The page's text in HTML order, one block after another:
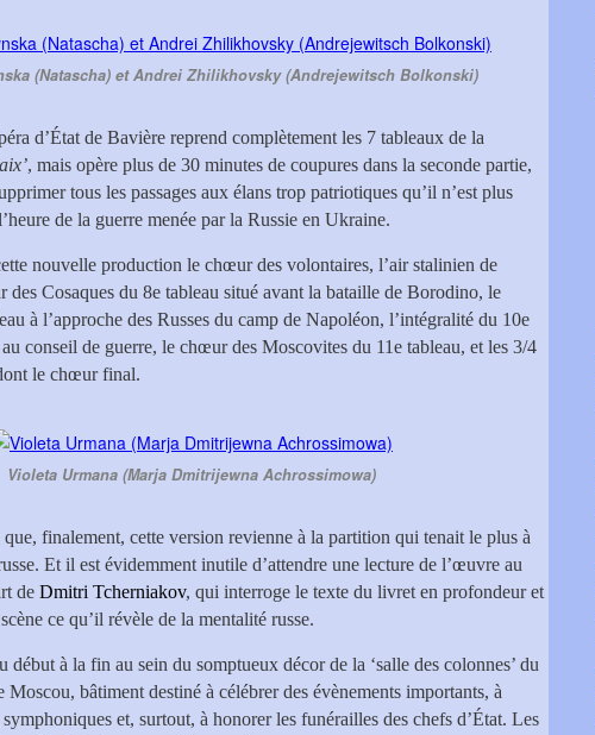
(Natascha) et Andrei Zhilikhovsky (Andrejewitsch Bolkonski)
d’État de Bavière reprend complètement les 7 tableaux de la
, mais opère plus de 30 minutes de coupures dans la seconde partie,
tous les passages aux élans trop patriotiques qu’il n’est plus
de la guerre menée par la Russie en Ukraine.
nouvelle production le chœur des volontaires, l’air stalinien de
Cosaques du 8e tableau situé avant la bataille de Borodino, le
à l’approche des Russes du camp de Napoléon, l’intégralité du 10e
conseil de guerre, le chœur des Moscovites du 11e tableau, et les 3/4
le chœur final.
Violeta Urmana (Marja Dmitrijewna Achrossimowa)
que, finalement, cette version revienne à la partition qui tenait le plus à
Et il est évidemment inutile d’attendre une lecture de l’œuvre au
de Dmitri Tcherniakov, qui interroge le texte du livret en profondeur et
ce qu’il révèle de la mentalité russe.
début à la fin au sein du somptueux décor de la ‘salle des colonnes’ du
Moscou, bâtiment destiné à célébrer des évènements importants, à
et, surtout, à honorer les funérailles des chefs d’État. Les